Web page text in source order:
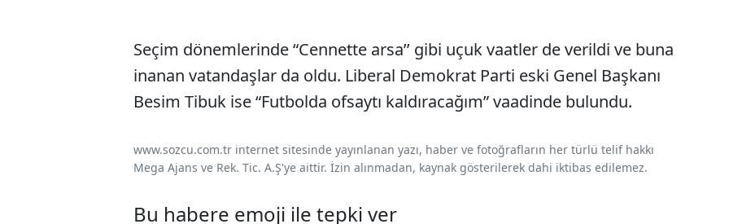
Seçim dönemlerinde “Cennette arsa’’ gibi uçuk vaatler de verildi ve buna
inanan vatandaşlar da oldu. Liberal Demokrat Parti eski Genel Başkanı
Besim Tibuk ise “Futbolda ofsaytı kaldıracağım” vaadinde bulundu.
www.sozcu.com.tr internet sitesinde yayınlanan yazı, haber ve fotoğrafların her türlü telif hakkı
Mega Ajans ve Rek. Tic. A.Ş'ye aittir. İzin alınmadan, kaynak gösterilerek dahi iktibas edilemez.
Bu habere emoji ile tepki ver